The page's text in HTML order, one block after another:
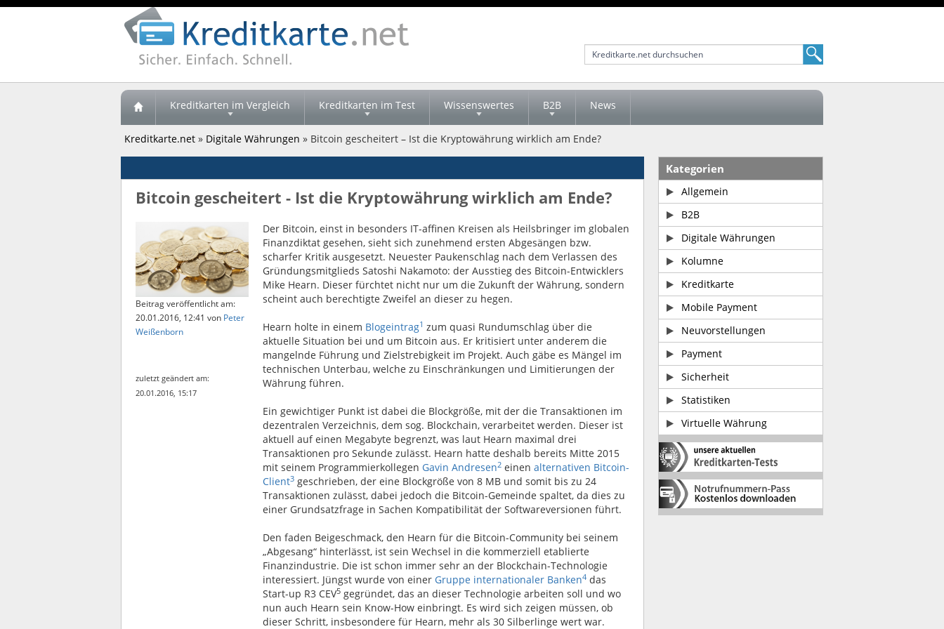
Kreditkarten im Vergleich Kreditkarten im Test Wissenswertes B2B News
Kreditkarte.net » Digitale Währungen » Bitcoin gescheitert – Ist die Kryptowährung wirklich am Ende?
Bitcoin gescheitert - Ist die Kryptowährung wirklich am Ende?
Beitrag veröffentlicht am:
20.01.2016, 12:41 von Peter
Weißenborn
zuletzt geändert am:
20.01.2016, 15:17
Der Bitcoin, einst in besonders IT-affinen Kreisen als Heilsbringer im globalen
Finanzdiktat gesehen, sieht sich zunehmend ersten Abgesängen bzw.
scharfer Kritik ausgesetzt. Neuester Paukenschlag nach dem Verlassen des
Gründungsmitglieds Satoshi Nakamoto: der Ausstieg des Bitcoin-Entwicklers
Mike Hearn. Dieser fürchtet nicht nur um die Zukunft der Währung, sondern
scheint auch berechtigte Zweifel an dieser zu hegen.
Hearn holte in einem Blogeintrag1 zum quasi Rundumschlag über die
aktuelle Situation bei und um Bitcoin aus. Er kritisiert unter anderem die
mangelnde Führung und Zielstrebigkeit im Projekt. Auch gäbe es Mängel im
technischen Unterbau, welche zu Einschränkungen und Limitierungen der
Währung führen.
Ein gewichtiger Punkt ist dabei die Blockgröße, mit der die Transaktionen im
dezentralen Verzeichnis, dem sog. Blockchain, verarbeitet werden. Dieser ist
aktuell auf einen Megabyte begrenzt, was laut Hearn maximal drei
Transaktionen pro Sekunde zulässt. Hearn hatte deshalb bereits Mitte 2015
mit seinem Programmierkollegen Gavin Andresen2einen alternativen Bitcoin-
Client3geschrieben, der eine Blockgröße von 8 MB und somit bis zu 24
Transaktionen zulässt, dabei jedoch die Bitcoin-Gemeinde spaltet, da dies zu
einer Grundsatzfrage in Sachen Kompatibilität der Softwareversionen führt.
Den faden Beigeschmack, den Hearn für die Bitcoin-Community bei seinem
„Abgesang“ hinterlässt, ist sein Wechsel in die kommerziell etablierte
Finanzindustrie. Die ist schon immer sehr an der Blockchain-Technologie
interessiert. Jüngst wurde von einer Gruppe internationaler Banken4das
Start-up R3 CEV5gegründet, das an dieser Technologie arbeiten soll und wo
nun auch Hearn sein Know-How einbringt. Es wird sich zeigen müssen, ob
dieser Schritt, insbesondere für Hearn, mehr als 30 Silberlinge wert war.
Kategorien
Allgemein
B2B
Digitale Währungen
Kolumne
Kreditkarte
Mobile Payment
Neuvorstellungen
Payment
Sicherheit
Statistiken
Virtuelle Währung